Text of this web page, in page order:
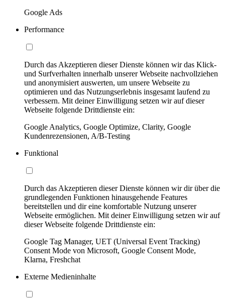
Google Ads
Performance
Durch das Akzeptieren dieser Dienste können wir das Klick-
und Surfverhalten innerhalb unserer Webseite nachvollziehen
und anonymisiert auswerten, um unsere Webseite zu
optimieren und das Nutzungserlebnis insgesamt laufend zu
verbessern. Mit deiner Einwilligung setzen wir auf dieser
Webseite folgende Drittdienste ein:
Google Analytics, Google Optimize, Clarity, Google
Kundenrezensionen, A/B-Testing
Funktional
Durch das Akzeptieren dieser Dienste können wir dir über die
grundlegenden Funktionen hinausgehende Features
bereitstellen und dir eine komfortable Nutzung unserer
Webseite ermöglichen. Mit deiner Einwilligung setzen wir auf
dieser Webseite folgende Drittdienste ein:
Google Tag Manager, UET (Universal Event Tracking)
Consent Mode von Microsoft, Google Consent Mode,
Klarna, Freshchat
Externe Medieninhalte